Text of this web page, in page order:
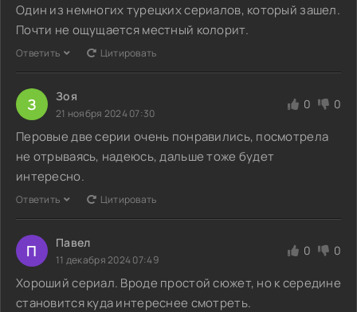
Один из немногих турецких сериалов, который зашел.
Почти не ощущается местный колорит.
Ответить Цитировать
З Зоя
21 ноября 2024 07:30
0 0
Перовые две серии очень понравились, посмотрела
не отрываясь, надеюсь, дальше тоже будет
интересно.
Ответить Цитировать
П Павел
11 декабря 2024 07:49
0 0
Хороший сериал. Вроде простой сюжет, но к середине
становится куда интереснее смотреть.